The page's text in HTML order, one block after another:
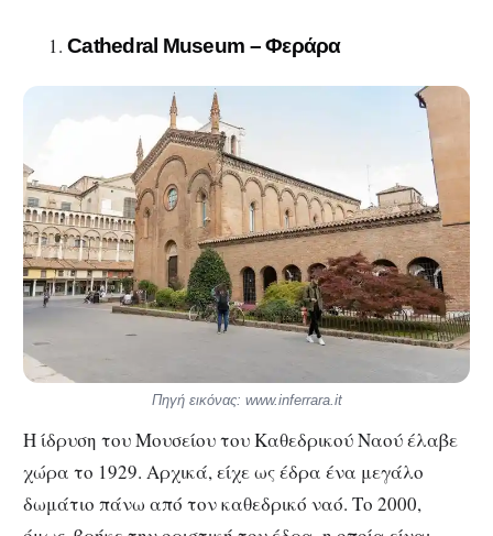
Cathedral Museum – Φεράρα
Πηγή εικόνας: www.inferrara.it
Η ίδρυση του Μουσείου του Καθεδρικού Ναού έλαβε
χώρα το 1929. Αρχικά, είχε ως έδρα ένα μεγάλο
δωμάτιο πάνω από τον καθεδρικό ναό. Το 2000,